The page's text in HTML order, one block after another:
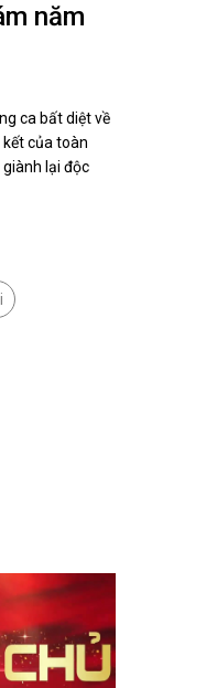
năm
ca bất diệt về
của toàn
lại độc